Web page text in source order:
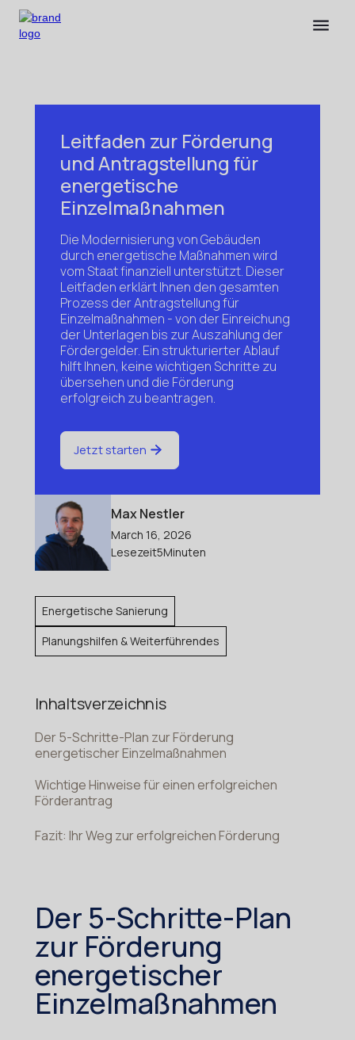
Max Nestler
March 16, 2026
Lesezeit5Minuten
Energetische Sanierung
Planungshilfen & Weiterführendes
Leitfaden zur Förderung
und Antragstellung für
energetische
Einzelmaßnahmen
Die Modernisierung von Gebäuden
durch energetische Maßnahmen wird
vom Staat finanziell unterstützt. Dieser
Leitfaden erklärt Ihnen den gesamten
Prozess der Antragstellung für
Einzelmaßnahmen - von der Einreichung
der Unterlagen bis zur Auszahlung der
Fördergelder. Ein strukturierter Ablauf
hilft Ihnen, keine wichtigen Schritte zu
übersehen und die Förderung
erfolgreich zu beantragen.
Jetzt starten
Inhaltsverzeichnis
Der 5-Schritte-Plan zur Förderung
energetischer Einzelmaßnahmen
Wichtige Hinweise für einen erfolgreichen
Förderantrag
Fazit: Ihr Weg zur erfolgreichen Förderung
Der 5-Schritte-Plan
zur Förderung
energetischer
Einzelmaßnahmen